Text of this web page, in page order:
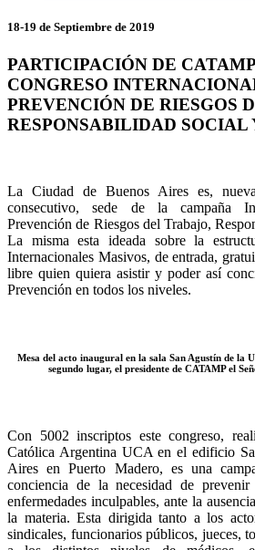
18-19 de Septiembre de 2019
PARTICIPACIÓN DE
CONGRESO
PREVENCIÓN DE RIESGOS
RESPONSABILIDAD SOCIAL
La Ciudad de Buenos Aires es,
consecutivo, sede de la campaña
Prevención de Riesgos del Trabajo,
La misma esta ideada sobre la
Internacionales Masivos, de entrada,
libre quien quiera asistir y poder así
Prevención en todos los niveles.
Mesa del acto inaugural en la sala San Agustín de la
segundo lugar, el presidente de CATAMP el
Con 5002 inscriptos este congreso,
Católica Argentina UCA en el edificio
Aires en Puerto Madero, es una
conciencia de la necesidad de
enfermedades inculpables, ante la
la materia. Esta dirigida tanto a los
sindicales, funcionarios públicos, jueces,